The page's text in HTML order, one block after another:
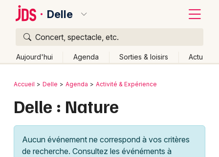
Delle
Concert, spectacle, etc.
Aujourd'hui Agenda Sorties & loisirs Actu
Publier un événement
Grands événements
Bordeaux
Lille
Retour
Accueil Delle Agenda Activité & Expérience
Delle : Nature
Aucun événement ne correspond à vos critères
de recherche. Consultez les événéments à
Quoi ?
Où ?
Franche-Comté
Partout Près de moi
Quand ?
Ce week-end